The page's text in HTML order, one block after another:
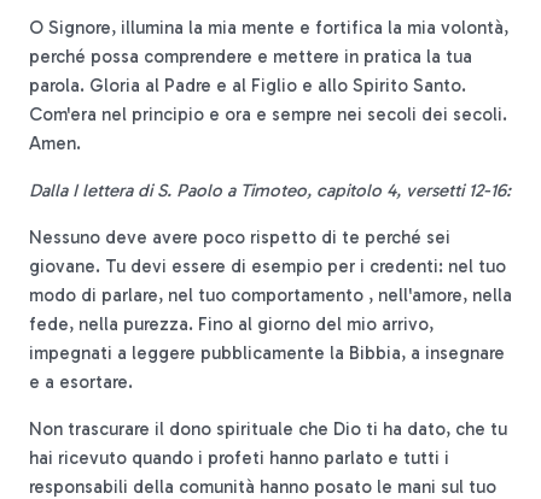
O Signore, illumina la mia mente e fortifica la mia volontà,
perché possa comprendere e mettere in pratica la tua
parola. Gloria al Padre e al Figlio e allo Spirito Santo.
Com'era nel principio e ora e sempre nei secoli dei secoli.
Amen.
Dalla I lettera di S. Paolo a Timoteo, capitolo 4, versetti 12-16:
Nessuno deve avere poco rispetto di te perché sei
giovane. Tu devi essere di esempio per i credenti: nel tuo
modo di parlare, nel tuo comportamento , nell'amore, nella
fede, nella purezza. Fino al giorno del mio arrivo,
impegnati a leggere pubblicamente la Bibbia, a insegnare
e a esortare.
Non trascurare il dono spirituale che Dio ti ha dato, che tu
hai ricevuto quando i profeti hanno parlato e tutti i
responsabili della comunità hanno posato le mani sul tuo